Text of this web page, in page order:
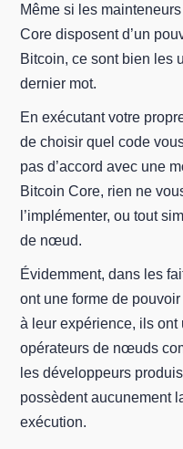
Même si les
Core disposent d’un
Bitcoin, ce sont bien les
dernier mot.
En exécutant votre
de choisir quel code
pas d’accord avec une
Bitcoin Core, rien ne
l’implémenter, ou tout
de nœud.
Évidemment, dans les
ont une forme de
à leur expérience, ils ont
opérateurs de nœuds
les développeurs
possèdent aucunement
exécution.